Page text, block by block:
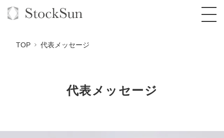
オーダーメイド支援
TOP 代表メッセージ
代表メッセージ